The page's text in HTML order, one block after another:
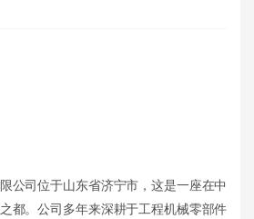
公司位于山东省济宁市，这是一座在中
都。公司多年来深耕于工程机械零部件